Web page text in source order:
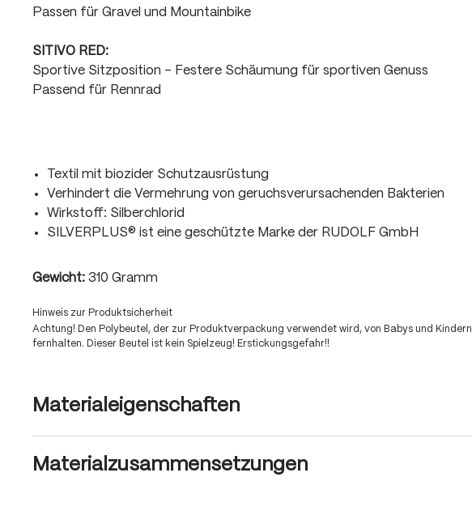
Passen für Gravel und Mountainbike
SITIVO RED:
Sportive Sitzposition - Festere Schäumung für sportiven Genuss
Passend für Rennrad
Textil mit biozider Schutzausrüstung
Verhindert die Vermehrung von geruchsverursachenden Bakterien
Wirkstoff: Silberchlorid
SILVERPLUS® ist eine geschützte Marke der RUDOLF GmbH
Gewicht: 310 Gramm
Hinweis zur Produktsicherheit
Achtung! Den Polybeutel, der zur Produktverpackung verwendet wird, von Babys und Kindern
fernhalten. Dieser Beutel ist kein Spielzeug! Erstickungsgefahr!!
Materialeigenschaften
Materialzusammensetzungen